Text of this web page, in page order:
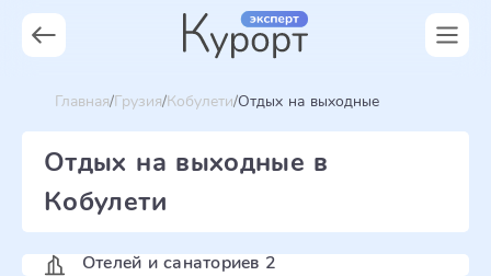
Главная Грузия Кобулети Отдых на выходные
Отдых на выходные в
Кобулети
Отелей и санаториев 2